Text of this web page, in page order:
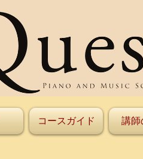
コースガイド 講師